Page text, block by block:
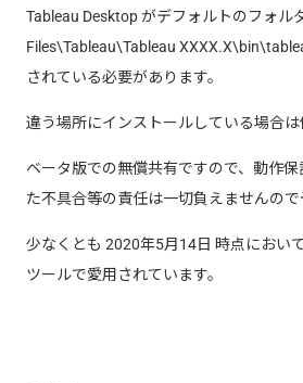
Tableau Desktop がデフォルトのフォル
Files\Tableau\Tableau
されている必要があります。
違う場所にインストールしている場合は
ベータ版での無償共有ですので、動作
た不具合等の責任は一切負えませんので
少なくとも 2020年5月14日 時点におい
ツールで愛用されています。